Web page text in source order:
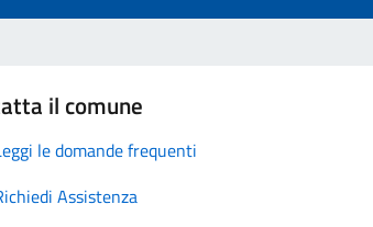
il comune
le domande frequenti
Assistenza